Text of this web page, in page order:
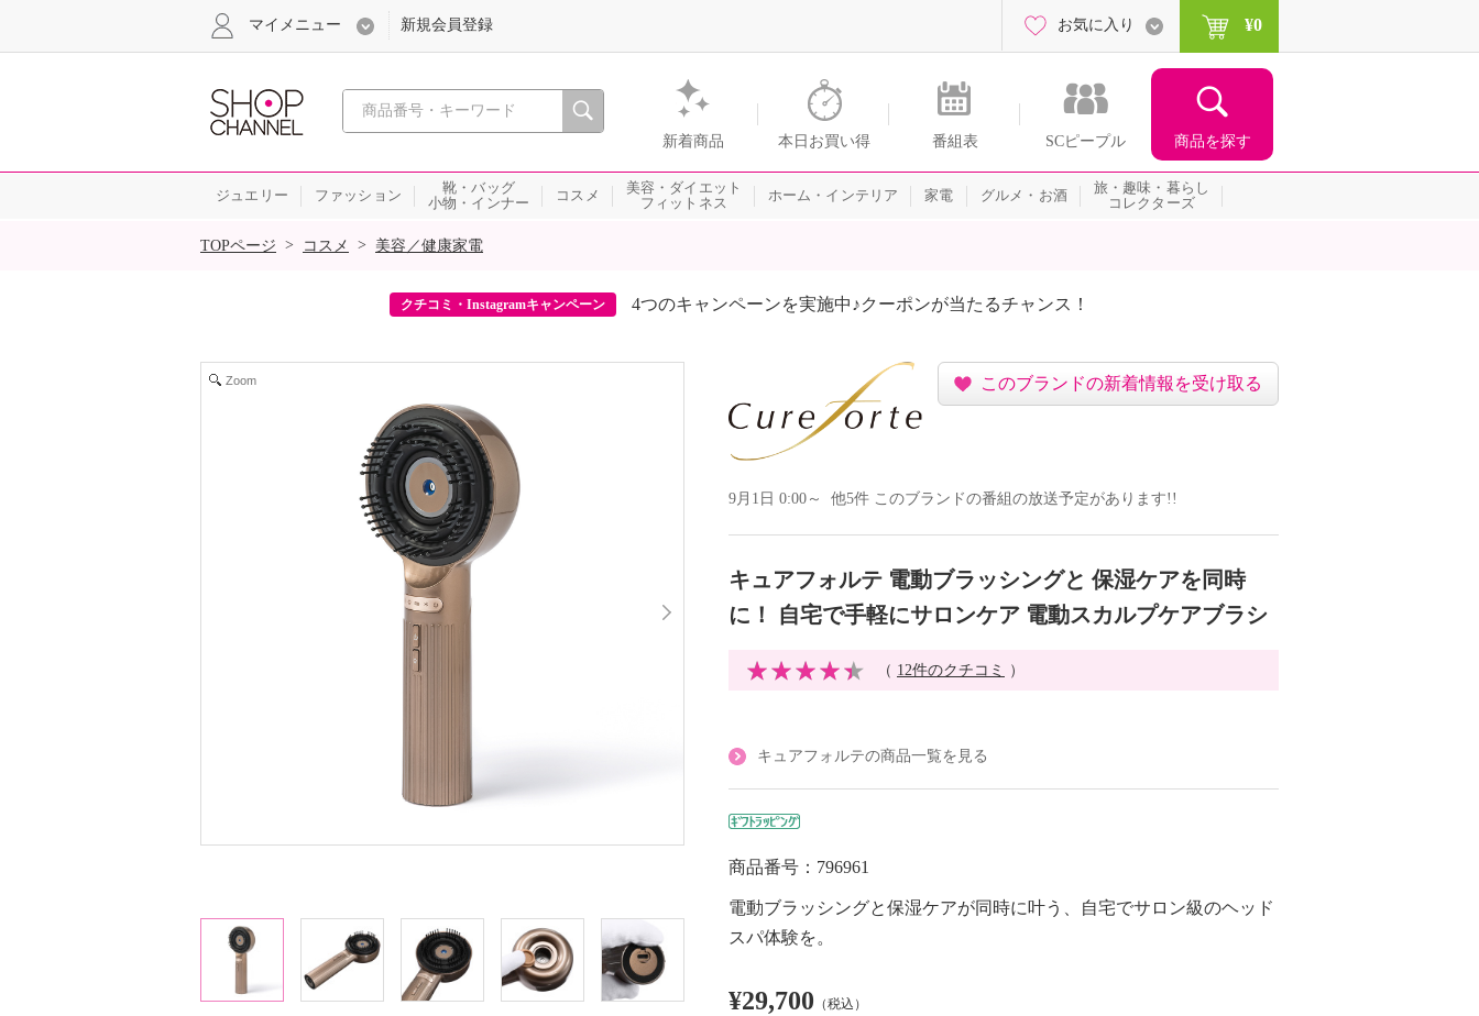
心おどる、瞬間を。通販・テレビショッピングのショップチャンネル
新着商品 本日お買い得 番組表 SCピープル 商品を探す
マイメニュー 新規会員登録 お気に入り ¥0
ジュエリー ファッション
靴・バッグ
小物・インナー
コスメ
美容・ダイエット
フィットネス
ホーム・インテリア 家電 グルメ・お酒
旅・趣味・暮らし
コレクターズ
SALE
TOPページ > コスメ > 美容／健康家電
クチコミ・Instagramキャンペーン 4つのキャンペーンを実施中♪クーポンが当たるチャンス！
Zoom このブランドの新着情報を受け取る
9月1日 0:00～ 他5件 このブランドの番組の放送予定があります!!
キュアフォルテ 電動ブラッシングと 保湿ケアを同時
に！ 自宅で手軽にサロンケア 電動スカルプケアブラシ
（ 12件のクチコミ ）
キュアフォルテの商品一覧を見る
商品番号：796961
電動ブラッシングと保湿ケアが同時に叶う、自宅でサロン級のヘッド
スパ体験を。
¥29,700 （税込）